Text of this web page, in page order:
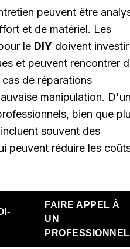
peuvent être
et de matériel. Les
le DIY doivent investir
et peuvent rencontrer
de réparations
manipulation.
bien que
souvent des
peuvent réduire les
FAIRE APPEL À
UN
PROFESSIONNEL